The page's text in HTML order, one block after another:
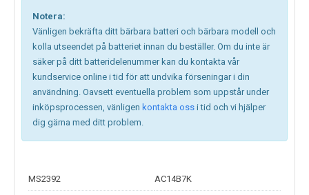
Notera:
Vänligen bekräfta ditt bärbara batteri och bärbara modell och
kolla utseendet på batteriet innan du beställer. Om du inte är
säker på ditt batteridelenummer kan du kontakta vår
kundservice online i tid för att undvika förseningar i din
användning. Oavsett eventuella problem som uppstår under
inköpsprocessen, vänligen kontakta oss i tid och vi hjälper
dig gärna med ditt problem.
MS2392 AC14B7K